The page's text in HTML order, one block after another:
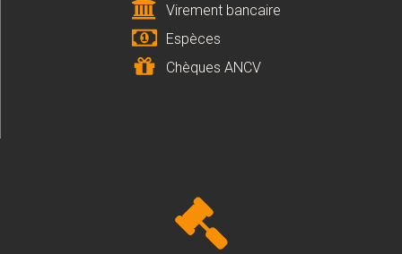
Virement bancaire
Espèces
Chèques ANCV